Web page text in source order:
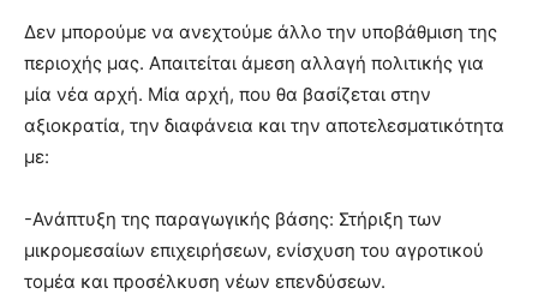
Δεν μπορούμε να ανεχτούμε άλλο την υποβάθμιση της
περιοχής μας. Απαιτείται άμεση αλλαγή πολιτικής για
μία νέα αρχή. Μία αρχή, που θα βασίζεται στην
αξιοκρατία, την διαφάνεια και την αποτελεσματικότητα
με:
-Ανάπτυξη της παραγωγικής βάσης: Στήριξη των
μικρομεσαίων επιχειρήσεων, ενίσχυση του αγροτικού
τομέα και προσέλκυση νέων επενδύσεων.